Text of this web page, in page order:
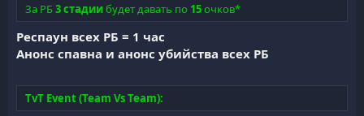
За РБ3 стадиибудет давать по 15очков*
Респаун всех РБ = 1 час
Анонс спавна и анонс убийства всех РБ
TvT Event (Team Vs Team):